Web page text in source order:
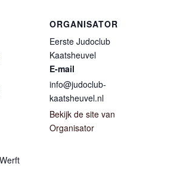
ORGANISATOR
Eerste Judoclub
Kaatsheuvel
E-mail
info@judoclub-
kaatsheuvel.nl
Bekijk de site van
Organisator